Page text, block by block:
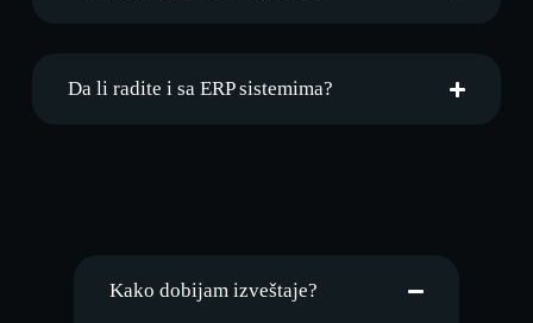
Da li radite i sa ERP sistemima?
Kako dobijam izveštaje?